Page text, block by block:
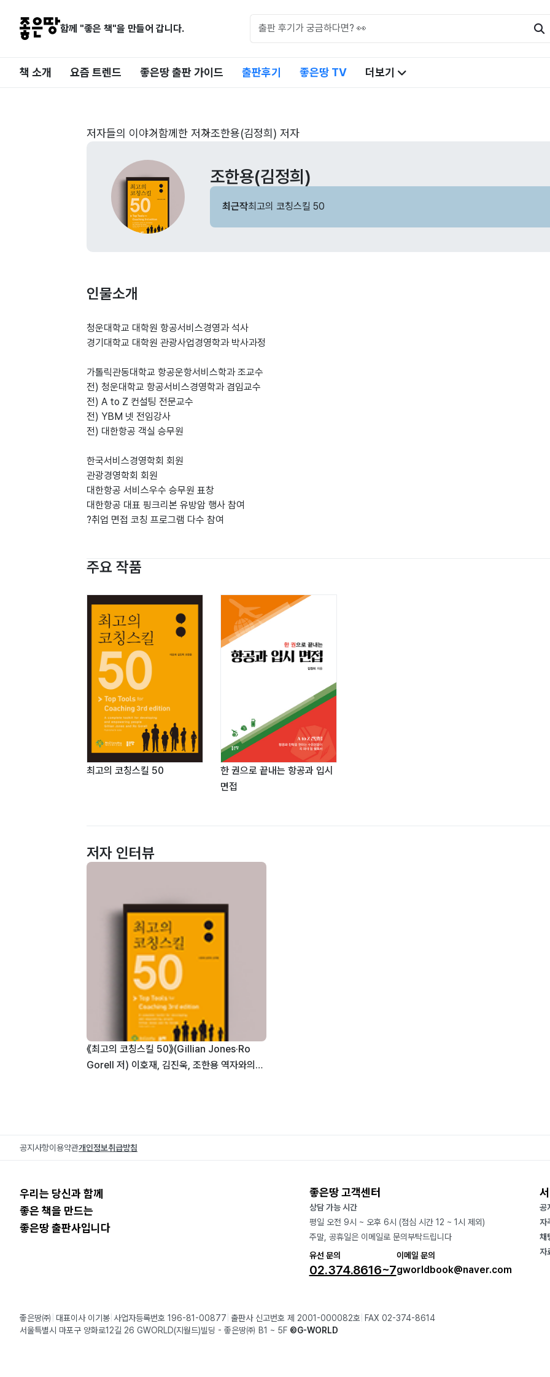
함께 "좋은 책"을 만들어 갑니다.
책 소개 요즘 트렌드 좋은땅 출판 가이드 출판후기 좋은땅 TV 더보기
저자들의 이야기 함께한 저자조한용(김정희) 저자
조한용(김정희)
최근작최고의 코칭스킬 50
인물소개
청운대학교 대학원 항공서비스경영과 석사
경기대학교 대학원 관광사업경영학과 박사과정
가톨릭관동대학교 항공운항서비스학과 조교수
전) 청운대학교 항공서비스경영학과 겸임교수
전) A to Z 컨설팅 전문교수
전) YBM 넷 전임강사
전) 대한항공 객실 승무원
한국서비스경영학회 회원
관광경영학회 회원
대한항공 서비스우수 승무원 표창
대한항공 대표 핑크리본 유방암 행사 참여
?취업 면접 코칭 프로그램 다수 참여
주요 작품
최고의 코칭스킬 50
한 권으로 끝내는 항공과 입시
면접
저자 인터뷰
《최고의 코칭스킬 50》(Gillian Jones·Ro
Gorell 저) 이호재, 김진욱, 조한용 역자와의
공지사항이용약관개인정보취급방침
우리는 당신과 함께
좋은 책을 만드는
좋은땅 출판사입니다
좋은땅 고객센터
상담 가능 시간
평일 오전 9시 ~ 오후 6시 (점심 시간 12 ~ 1시 제외)
주말, 공휴일은 이메일로 문의부탁드립니다
유선 문의
02.374.8616~7
이메일 문의
gworldbook@naver.com
공
자
채
자
좋은땅㈜ 대표이사 이기봉 사업자등록번호 196-81-00877 출판사 신고번호 제 2001-000082호
FAX 02-374-8614
서울특별시 마포구 양화로12길 26 GWORLD(지월드)빌딩 - 좋은땅㈜ B1 ~ 5F ©G-WORLD